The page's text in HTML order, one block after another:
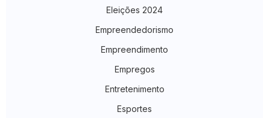
Eleições 2024
Empreendedorismo
Empreendimento
Empregos
Entretenimento
Esportes